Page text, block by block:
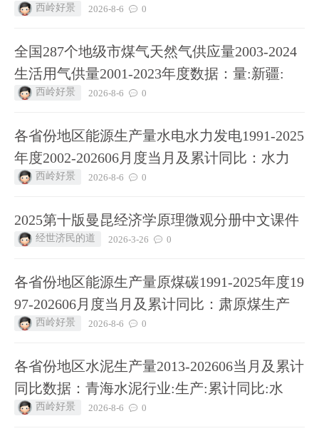
西岭好景 2026-8-6 0
全国287个地级市煤气天然气供应量2003-2024
生活用气供量2001-2023年度数据：量:新疆:
西岭好景 2026-8-6 0
各省份地区能源生产量水电水力发电1991-2025
年度2002-202606月度当月及累计同比：水力
西岭好景 2026-8-6 0
2025第十版曼昆经济学原理微观分册中文课件
经世济民的道 2026-3-26 0
各省份地区能源生产量原煤碳1991-2025年度19
97-202606月度当月及累计同比：肃原煤生产
西岭好景 2026-8-6 0
各省份地区水泥生产量2013-202606当月及累计
同比数据：青海水泥行业:生产:累计同比:水
西岭好景 2026-8-6 0